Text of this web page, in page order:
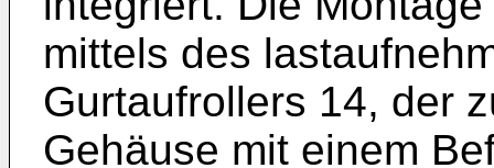
mittels des
Gurtaufrollers 14, der
Gehäuse mit einem